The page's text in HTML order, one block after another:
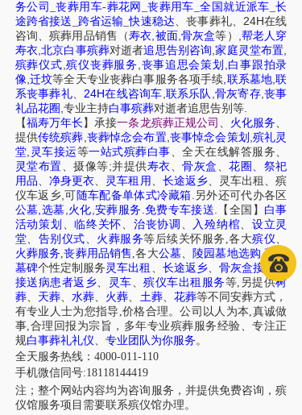
务公司
_丧葬用车-葬花网 丧葬用车 全国就近派车 长
途跨省接送 跨省运输 _快速稳达、丧事葬礼、 24H在线
咨询、殡葬用品销售 （寿衣 被面, 骨灰盒等）
帮老人穿
寿衣 ,北京白事殡葬对逝者追思告别咨询 ,家庭灵堂布置
殡葬仪式 殡仪丧葬服务 丧事追思会策划 白事跟拍录
像 迁坟等全天专业丧葬白事服务各项手续 联系墓地 ,联
系丧事葬礼、24H在线咨询车 联系乐队 骨灰寄存, 丧事
礼品花圈 专业主持白事殡葬对逝者追思告别等.
【福寿万年长 】承接一条龙殡葬正规公司 、 火化服务、
提供传统殡葬 丧葬悼念会布置, 丧事悼念会策划 殡礼灵
堂 灵车接运等一站式殡葬白事、全天在线解答服务、
灵堂布置、摄像等;并提供寿衣、骨灰盒 、花圈 、 祭祀
用品、 净身更衣、 灵车租用 、 长途返乡、 灵车出租 、殡
仪车返乡 可 随车配备单体式冷藏箱 另外还可代办各区
公墓 选墓 火化 安葬服务 免费专车接送 【全国】 白事
活动策划 、临终关怀、 治丧协调 、 入殓纳棺、 设立灵
堂、 告别仪式、 火葬服务等后续关怀服务,各大殡仪、
火葬服务,丧葬用品销售,各大公墓、 陵园墓地选购,墓型
墓碑个性定制服务 灵车出租 、 长途返乡、 骨灰盒接送、
接送病患者返乡、 灵车、殡仪车出租服务等,另提供树
葬、 天葬、水葬、 火葬、 土葬、 花葬等不同安葬方式，
有专业人士为您指导,价格合理。公司以人为本,真诚做
事,合理回报为宗旨，多年专业殡葬服务经验、专注正
规白事葬礼礼仪、 专业团队为你服务。
全天服务热线：4000-011-110
手机微信同号:18118144419
注；整个网站内容均为咨询服务，并提供免费咨询，殡
仪馆服务项目需要联系殡仪馆办理。